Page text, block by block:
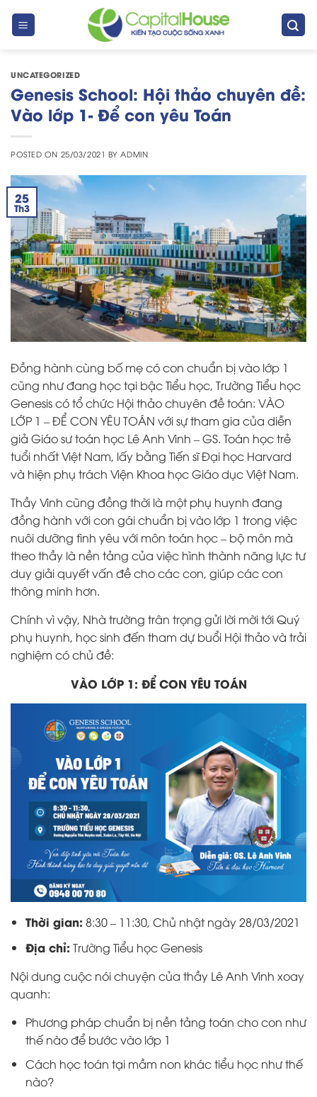
UNCATEGORIZED
Genesis School: Hội thảo chuyên đề:
Vào lớp 1- Để con yêu Toán
POSTED ON 25/03/2021 BY ADMIN
25
Th3
Đồng hành cùng bố mẹ có con chuẩn bị vào lớp 1
cũng như đang học tại bậc Tiểu học, Trường Tiểu học
Genesis có tổ chức Hội thảo chuyên đề toán: VÀO
LỚP 1 – ĐỂ CON YÊU TOÁN với sự tham gia của diễn
giả Giáo sư toán học Lê Anh Vinh – GS. Toán học trẻ
tuổi nhất Việt Nam, lấy bằng Tiến sĩ Đại học Harvard
và hiện phụ trách Viện Khoa học Giáo dục Việt Nam.
Thầy Vinh cũng đồng thời là một phụ huynh đang
đồng hành với con gái chuẩn bị vào lớp 1 trong việc
nuôi dưỡng tình yêu với môn toán học – bộ môn mà
theo thầy là nền tảng của việc hình thành năng lực tư
duy giải quyết vấn đề cho các con, giúp các con
thông minh hơn.
Chính vì vậy, Nhà trường trân trọng gửi lời mời tới Quý
phụ huynh, học sinh đến tham dự buổi Hội thảo và trải
nghiệm có chủ đề:
VÀO LỚP 1: ĐỂ CON YÊU TOÁN
Thời gian: 8:30 – 11:30, Chủ nhật ngày 28/03/2021
Địa chỉ: Trường Tiểu học Genesis
Nội dung cuộc nói chuyện của thầy Lê Anh Vinh xoay
quanh:
Phương pháp chuẩn bị nền tảng toán cho con như
thế nào để bước vào lớp 1
Cách học toán tại mầm non khác tiểu học như thế
nào?